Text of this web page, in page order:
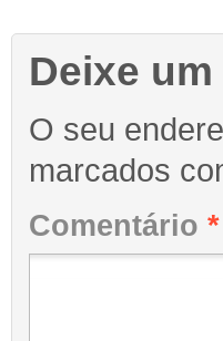
Deixe
O seu
marcados
Comentário *